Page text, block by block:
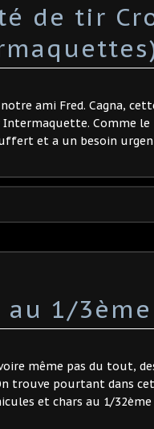
de tir
ami Fred. Cagna,
Comme
et a un besoin
au 1/
même pas du tout,
trouve pourtant dans
et chars au 1/